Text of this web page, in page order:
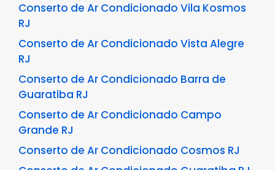
Conserto de Ar Condicionado Vila Kosmos
RJ
Conserto de Ar Condicionado Vista Alegre
RJ
Conserto de Ar Condicionado Barra de
Guaratiba RJ
Conserto de Ar Condicionado Campo
Grande RJ
Conserto de Ar Condicionado Cosmos RJ